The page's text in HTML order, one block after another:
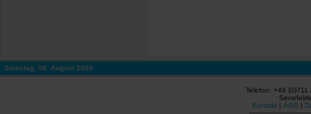
Samstag, 08. August 2026
Telefon: +49
Kontakt | AGB |